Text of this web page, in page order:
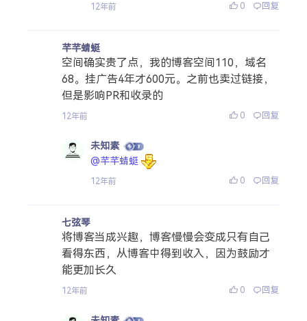
12年前 0 回复
芊芊蜻蜓
空间确实贵了点，我的博客空间110，域名
68。挂广告4年才600元。之前也卖过链接，
但是影响PR和收录的
12年前 0 回复
未知素
@芊芊蜻蜓
12年前 0 回复
七弦琴
将博客当成兴趣，博客慢慢会变成只有自己
看得东西，从博客中得到收入，因为鼓励才
能更加长久
12年前 0 回复